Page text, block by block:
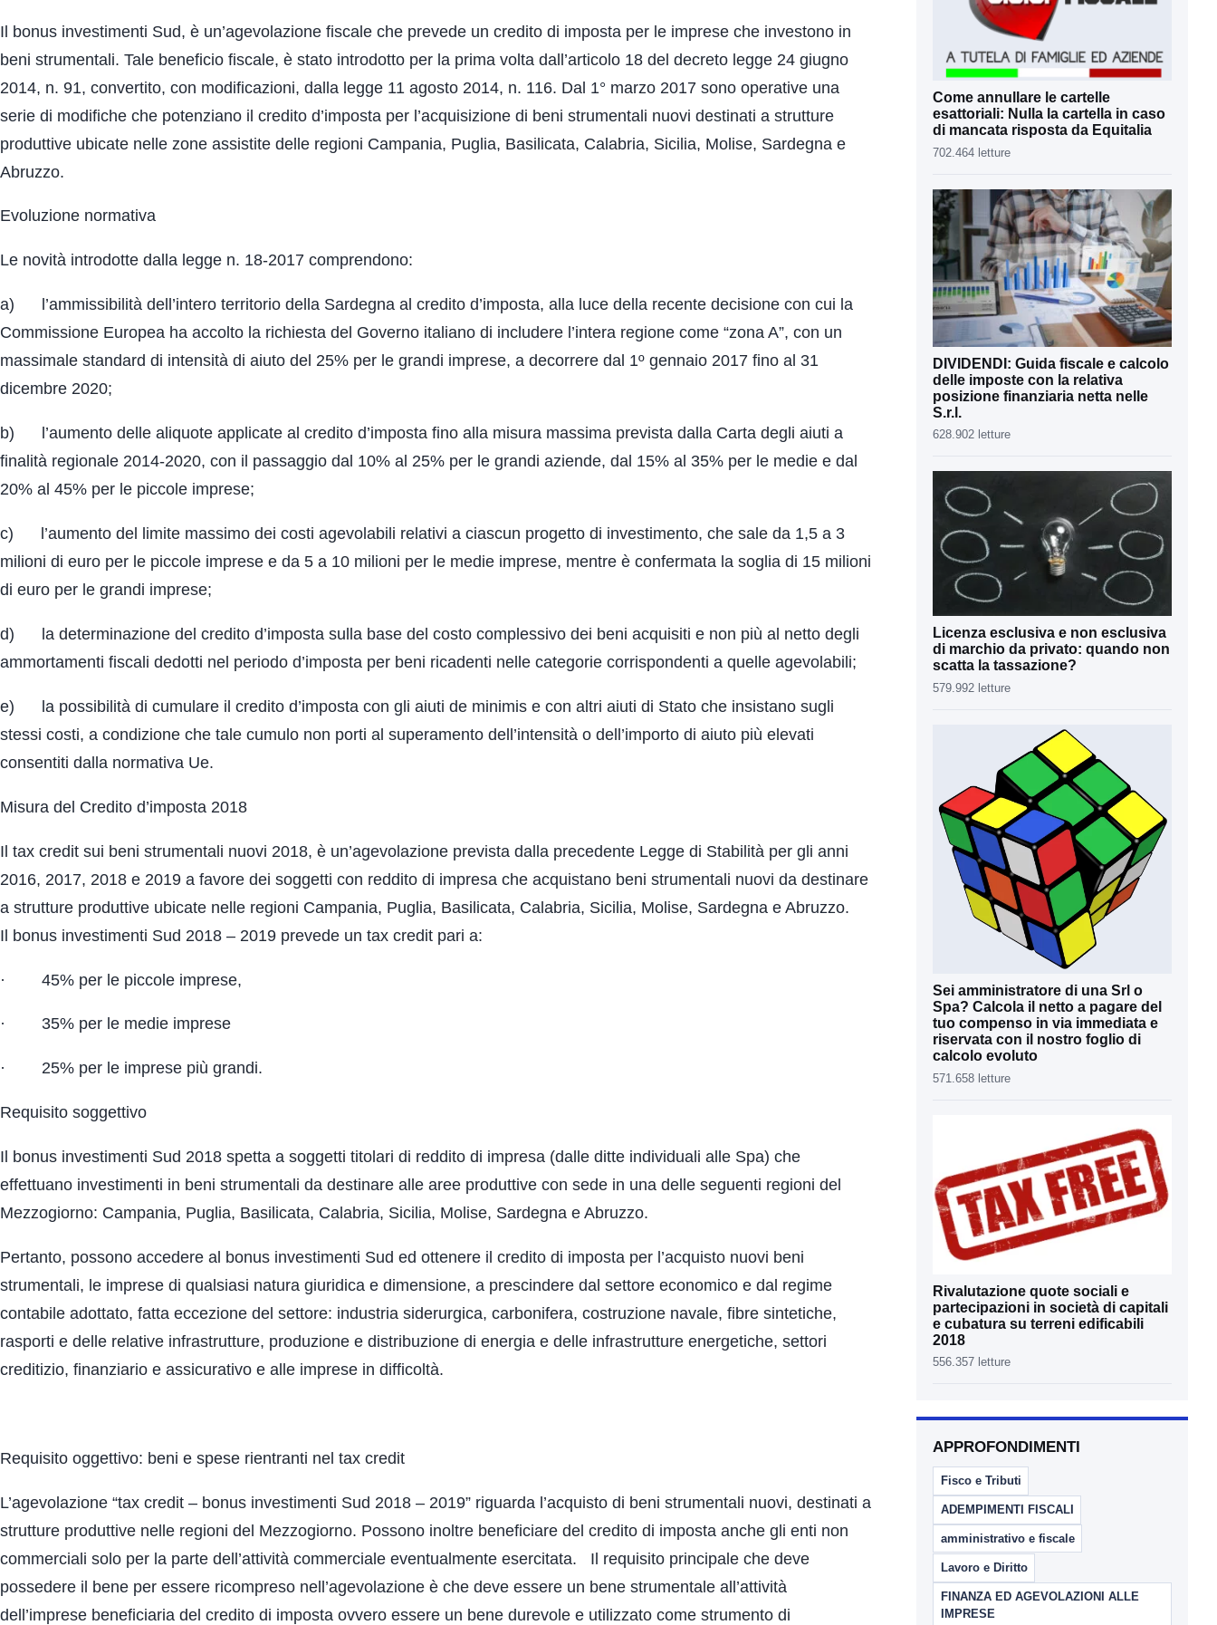
Il bonus investimenti Sud, è un’agevolazione fiscale che prevede un credito di imposta per le imprese che investono in
beni strumentali. Tale beneficio fiscale, è stato introdotto per la prima volta dall’articolo 18 del decreto legge 24 giugno
2014, n. 91, convertito, con modificazioni, dalla legge 11 agosto 2014, n. 116. Dal 1° marzo 2017 sono operative una
serie di modifiche che potenziano il credito d’imposta per l’acquisizione di beni strumentali nuovi destinati a strutture
produttive ubicate nelle zone assistite delle regioni Campania, Puglia, Basilicata, Calabria, Sicilia, Molise, Sardegna e
Abruzzo.
Evoluzione normativa
Le novità introdotte dalla legge n. 18-2017 comprendono:
a) l’ammissibilità dell’intero territorio della Sardegna al credito d’imposta, alla luce della recente decisione con cui la
Commissione Europea ha accolto la richiesta del Governo italiano di includere l’intera regione come “zona A”, con un
massimale standard di intensità di aiuto del 25% per le grandi imprese, a decorrere dal 1º gennaio 2017 fino al 31
dicembre 2020;
b) l’aumento delle aliquote applicate al credito d’imposta fino alla misura massima prevista dalla Carta degli aiuti a
finalità regionale 2014-2020, con il passaggio dal 10% al 25% per le grandi aziende, dal 15% al 35% per le medie e dal
20% al 45% per le piccole imprese;
c) l’aumento del limite massimo dei costi agevolabili relativi a ciascun progetto di investimento, che sale da 1,5 a 3
milioni di euro per le piccole imprese e da 5 a 10 milioni per le medie imprese, mentre è confermata la soglia di 15 milioni
di euro per le grandi imprese;
d) la determinazione del credito d’imposta sulla base del costo complessivo dei beni acquisiti e non più al netto degli
ammortamenti fiscali dedotti nel periodo d’imposta per beni ricadenti nelle categorie corrispondenti a quelle agevolabili;
e) la possibilità di cumulare il credito d’imposta con gli aiuti de minimis e con altri aiuti di Stato che insistano sugli
stessi costi, a condizione che tale cumulo non porti al superamento dell’intensità o dell’importo di aiuto più elevati
consentiti dalla normativa Ue.
Misura del Credito d’imposta 2018
Il tax credit sui beni strumentali nuovi 2018, è un’agevolazione prevista dalla precedente Legge di Stabilità per gli anni
2016, 2017, 2018 e 2019 a favore dei soggetti con reddito di impresa che acquistano beni strumentali nuovi da destinare
a strutture produttive ubicate nelle regioni Campania, Puglia, Basilicata, Calabria, Sicilia, Molise, Sardegna e Abruzzo.
Il bonus investimenti Sud 2018 – 2019 prevede un tax credit pari a:
· 45% per le piccole imprese,
· 35% per le medie imprese
· 25% per le imprese più grandi.
Requisito soggettivo
Il bonus investimenti Sud 2018 spetta a soggetti titolari di reddito di impresa (dalle ditte individuali alle Spa) che
effettuano investimenti in beni strumentali da destinare alle aree produttive con sede in una delle seguenti regioni del
Mezzogiorno: Campania, Puglia, Basilicata, Calabria, Sicilia, Molise, Sardegna e Abruzzo.
Pertanto, possono accedere al bonus investimenti Sud ed ottenere il credito di imposta per l’acquisto nuovi beni
strumentali, le imprese di qualsiasi natura giuridica e dimensione, a prescindere dal settore economico e dal regime
contabile adottato, fatta eccezione del settore: industria siderurgica, carbonifera, costruzione navale, fibre sintetiche,
rasporti e delle relative infrastrutture, produzione e distribuzione di energia e delle infrastrutture energetiche, settori
creditizio, finanziario e assicurativo e alle imprese in difficoltà.
Requisito oggettivo: beni e spese rientranti nel tax credit
L’agevolazione “tax credit – bonus investimenti Sud 2018 – 2019” riguarda l’acquisto di beni strumentali nuovi, destinati a
strutture produttive nelle regioni del Mezzogiorno. Possono inoltre beneficiare del credito di imposta anche gli enti non
commerciali solo per la parte dell’attività commerciale eventualmente esercitata. Il requisito principale che deve
possedere il bene per essere ricompreso nell’agevolazione è che deve essere un bene strumentale all’attività
dell’imprese beneficiaria del credito di imposta ovvero essere un bene durevole e utilizzato come strumento di
Come annullare le cartelle
esattoriali: Nulla la cartella in caso
di mancata risposta da Equitalia
702.464 letture
DIVIDENDI: Guida fiscale e calcolo
delle imposte con la relativa
posizione finanziaria netta nelle
S.r.l.
628.902 letture
Licenza esclusiva e non esclusiva
di marchio da privato: quando non
scatta la tassazione?
579.992 letture
Sei amministratore di una Srl o
Spa? Calcola il netto a pagare del
tuo compenso in via immediata e
riservata con il nostro foglio di
calcolo evoluto
571.658 letture
Rivalutazione quote sociali e
partecipazioni in società di capitali
e cubatura su terreni edificabili
2018
556.357 letture
APPROFONDIMENTI
Fisco e Tributi
ADEMPIMENTI FISCALI
amministrativo e fiscale
Lavoro e Diritto
FINANZA ED AGEVOLAZIONI ALLE
IMPRESE